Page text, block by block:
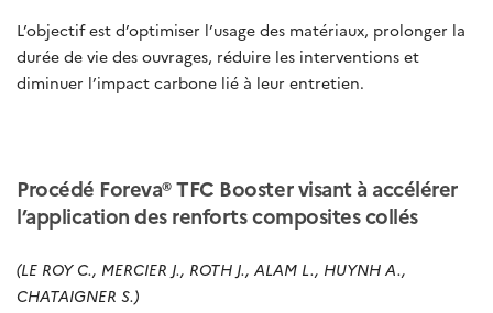
L’objectif est d’optimiser l’usage des matériaux, prolonger la
durée de vie des ouvrages, réduire les interventions et
diminuer l’impact carbone lié à leur entretien.
Procédé Foreva® TFC Booster visant à accélérer
l’application des renforts composites collés
(LE ROY C., MERCIER J., ROTH J., ALAM L., HUYNH A.,
CHATAIGNER S.)